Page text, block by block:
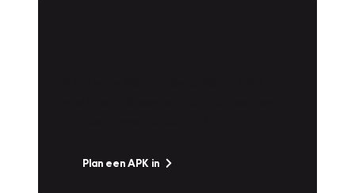
Plan een APK in